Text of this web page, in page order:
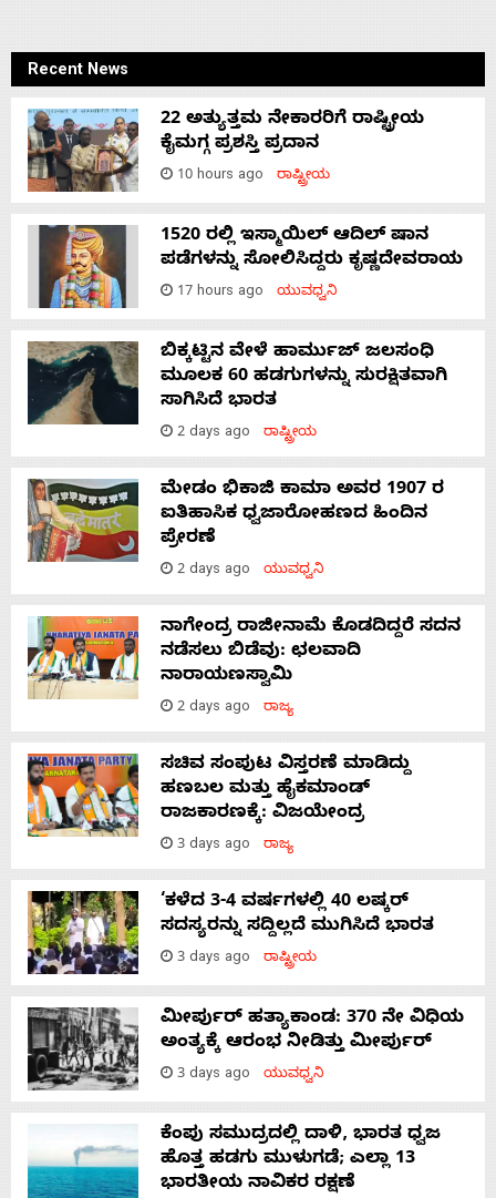
Recent News
22 ಅತ್ಯುತ್ತಮ ನೇಕಾರರಿಗೆ ರಾಷ್ಟ್ರೀಯ
ಕೈಮಗ್ಗ ಪ್ರಶಸ್ತಿ ಪ್ರದಾನ
10 hours ago ರಾಷ್ಟ್ರೀಯ
1520 ರಲ್ಲಿ ಇಸ್ಮಾಯಿಲ್ ಆದಿಲ್ ಷಾನ
ಪಡೆಗಳನ್ನು ಸೋಲಿಸಿದ್ದರು ಕೃಷ್ಣದೇವರಾಯ
17 hours ago ಯುವಧ್ವನಿ
ಬಿಕ್ಕಟ್ಟಿನ ವೇಳೆ ಹಾರ್ಮುಜ್ ಜಲಸಂಧಿ
ಮೂಲಕ 60 ಹಡಗುಗಳನ್ನು ಸುರಕ್ಷಿತವಾಗಿ
ಸಾಗಿಸಿದೆ ಭಾರತ
2 days ago ರಾಷ್ಟ್ರೀಯ
ಮೇಡಂ ಭಿಕಾಜಿ ಕಾಮಾ ಅವರ 1907 ರ
ಐತಿಹಾಸಿಕ ಧ್ವಜಾರೋಹಣದ ಹಿಂದಿನ
ಪ್ರೇರಣೆ
2 days ago ಯುವಧ್ವನಿ
ನಾಗೇಂದ್ರ ರಾಜೀನಾಮೆ ಕೊಡದಿದ್ದರೆ ಸದನ
ನಡೆಸಲು ಬಿಡೆವು: ಛಲವಾದಿ
ನಾರಾಯಣಸ್ವಾಮಿ
2 days ago ರಾಜ್ಯ
ಸಚಿವ ಸಂಪುಟ ವಿಸ್ತರಣೆ ಮಾಡಿದ್ದು
ಹಣಬಲ ಮತ್ತು ಹೈಕಮಾಂಡ್
ರಾಜಕಾರಣಕ್ಕೆ: ವಿಜಯೇಂದ್ರ
3 days ago ರಾಜ್ಯ
‘ಕಳೆದ 3-4 ವರ್ಷಗಳಲ್ಲಿ 40 ಲಷ್ಕರ್
ಸದಸ್ಯರನ್ನು ಸದ್ದಿಲ್ಲದೆ ಮುಗಿಸಿದೆ ಭಾರತ
3 days ago ರಾಷ್ಟ್ರೀಯ
ಮೀರ್ಪುರ್ ಹತ್ಯಾಕಾಂಡ: 370 ನೇ ವಿಧಿಯ
ಅಂತ್ಯಕ್ಕೆ ಆರಂಭ ನೀಡಿತ್ತು ಮೀರ್ಪುರ್
3 days ago ಯುವಧ್ವನಿ
ಕೆಂಪು ಸಮುದ್ರದಲ್ಲಿ ದಾಳಿ, ಭಾರತ ಧ್ವಜ
ಹೊತ್ತ ಹಡಗು ಮುಳುಗಡೆ; ಎಲ್ಲಾ 13
ಭಾರತೀಯ ನಾವಿಕರ ರಕ್ಷಣೆ